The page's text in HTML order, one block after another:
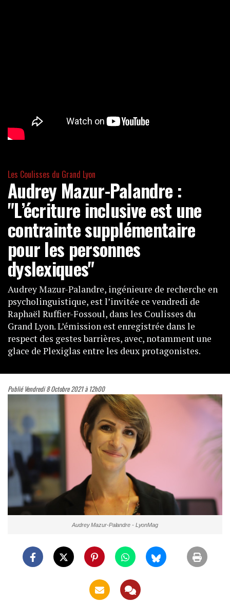
Les Coulisses du Grand Lyon
Audrey Mazur-Palandre :
"L’écriture inclusive est une
contrainte supplémentaire
pour les personnes
dyslexiques"
Audrey Mazur-Palandre, ingénieure de recherche en
psycholinguistique, est l’invitée ce vendredi de
Raphaël Ruffier-Fossoul, dans les Coulisses du
Grand Lyon. L’émission est enregistrée dans le
respect des gestes barrières, avec, notamment une
glace de Plexiglas entre les deux protagonistes.
Publié Vendredi 8 Octobre 2021 à 12h00
Audrey Mazur-Palandre - LyonMag